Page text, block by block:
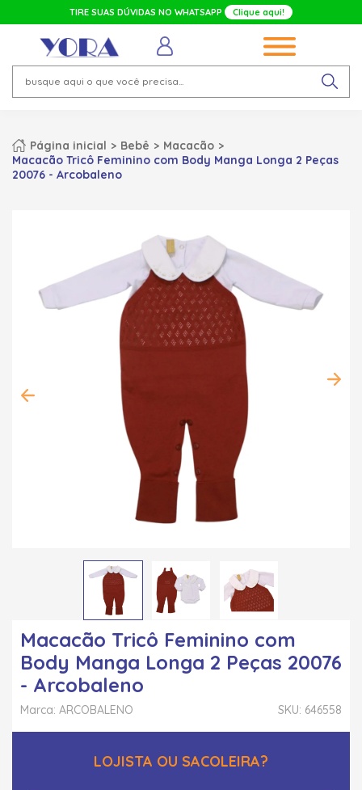
TIRE SUAS DÚVIDAS NO WHATSAPP Clique aqui!
Página inicial Bebê
Macacão
Macacão Tricô Feminino com Body Manga Longa 2 Peças
20076 - Arcobaleno
Macacão Tricô Feminino com
Body Manga Longa 2 Peças 20076
- Arcobaleno
SKU: 646558
Marca: ARCOBALENO
LOJISTA OU SACOLEIRA?